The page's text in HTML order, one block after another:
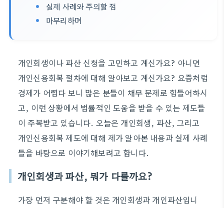
실제 사례와 주의할 점
마무리하며
개인회생이나 파산 신청을 고민하고 계신가요? 아니면
개인신용회복 절차에 대해 알아보고 계신가요? 요즘처럼
경제가 어렵다 보니 많은 분들이 채무 문제로 힘들어하시
고, 이런 상황에서 법률적인 도움을 받을 수 있는 제도들
이 주목받고 있습니다. 오늘은 개인회생, 파산, 그리고
개인신용회복 제도에 대해 제가 알아본 내용과 실제 사례
들을 바탕으로 이야기해보려고 합니다.
개인회생과 파산, 뭐가 다를까요?
가장 먼저 구분해야 할 것은 개인회생과 개인파산입니